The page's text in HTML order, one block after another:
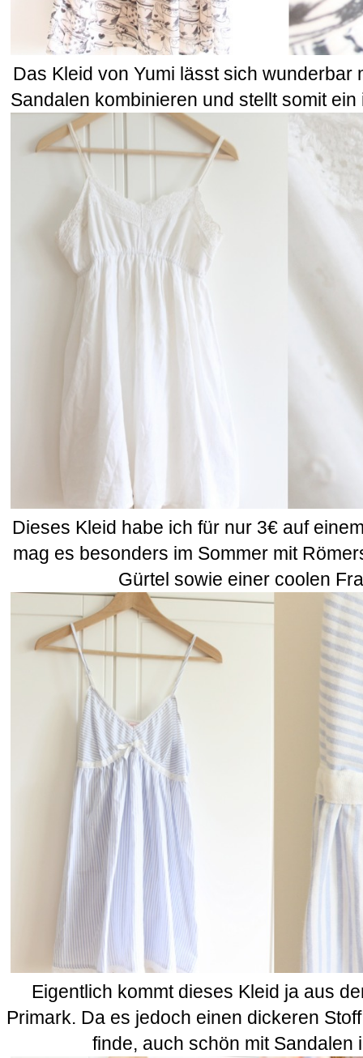
Das Kleid von Yumi lässt sich wunderbar
Sandalen kombinieren und stellt somit
Dieses Kleid habe ich für nur 3€ auf
mag es besonders im Sommer mit
Gürtel sowie einer coolen
Eigentlich kommt dieses Kleid ja aus
Primark. Da es jedoch einen dickeren
finde, auch schön mit Sandalen